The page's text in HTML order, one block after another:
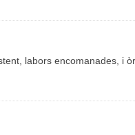
labors encomanades, i